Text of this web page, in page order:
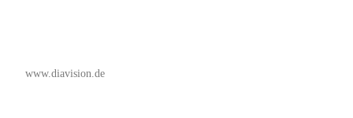
www.diavision.de